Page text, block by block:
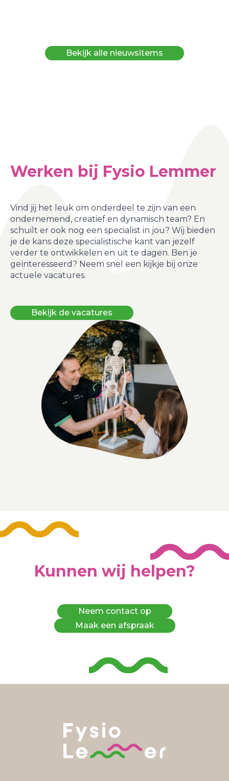
Bekijk alle nieuwsitems
Werken bij Fysio Lemmer
Vind jij het leuk om onderdeel te zijn van een
ondernemend, creatief en dynamisch team? En
schuilt er ook nog een specialist in jou? Wij bieden
je de kans deze specialistische kant van jezelf
verder te ontwikkelen en uit te dagen. Ben je
geïnteresseerd? Neem snel een kijkje bij onze
actuele vacatures.
Bekijk de vacatures
Kunnen wij helpen?
Neem contact op
Maak een afspraak